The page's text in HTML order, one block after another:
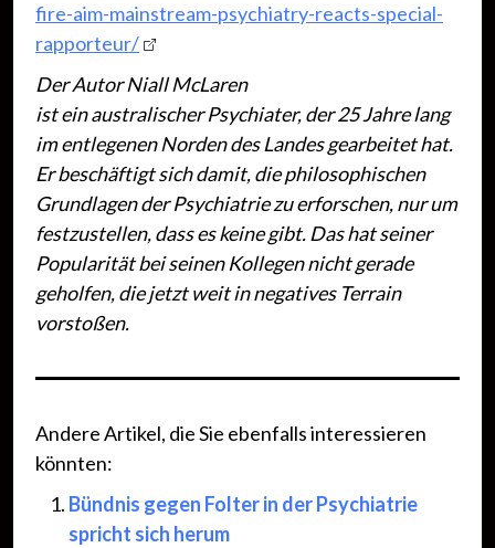
fire-aim-mainstream-psychiatry-reacts-special-
rapporteur/
Der Autor Niall McLaren
ist ein australischer Psychiater, der 25 Jahre lang
im entlegenen Norden des Landes gearbeitet hat.
Er beschäftigt sich damit, die philosophischen
Grundlagen der Psychiatrie zu erforschen, nur um
festzustellen, dass es keine gibt. Das hat seiner
Popularität bei seinen Kollegen nicht gerade
geholfen, die jetzt weit in negatives Terrain
vorstoßen.
Andere Artikel, die Sie ebenfalls interessieren
könnten:
Bündnis gegen Folter in der Psychiatrie
spricht sich herum